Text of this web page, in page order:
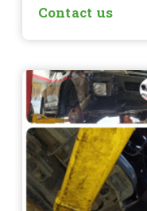
Contact us